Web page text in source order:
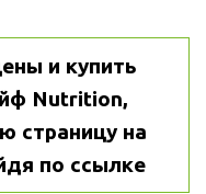
и купить
Nutrition,
по ссылке